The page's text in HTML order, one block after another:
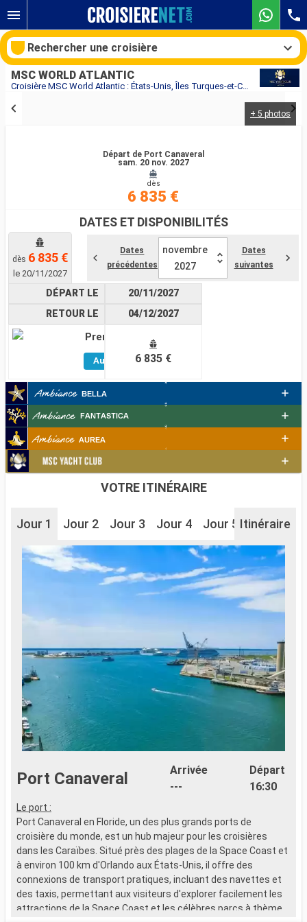
Croisière MSC World Atlantic : États-Unis, Îles Turques-et-Caïques, République Dominicaine, Bahamas, Mexique au départ de Port Canaveral
MSC WORLD ATLANTIC
+ 5 photos
Départ de Port Canaveral
sam. 20 nov. 2027
dès
6 835 €
DATES ET DISPONIBILITÉS
dès 6 835 €
le 20/11/2027
Dates
précédentes
novembre
2027
Dates
suivantes
DÉPART LE
RETOUR LE
Premium
Autres
20/11/2027
04/12/2027
6 835 €
VOTRE ITINÉRAIRE
Jour 1 Jour 2 Jour 3 Jour 4 Jour 5 Jour 6
Itinéraire
Port Canaveral
Arrivée
---
Départ
16:30
Le port :
Port Canaveral en Floride, un des plus grands ports de
croisière du monde, est un hub majeur pour les croisières
dans les Caraïbes. Situé près des plages de la Space Coast et
à environ 100 km d'Orlando aux États-Unis, il offre des
connexions de transport pratiques, incluant des navettes et
des taxis, permettant aux visiteurs d'explorer facilement les
attractions de la Space Coast et les célèbres parcs à thème
Rechercher une croisière
Rechercher